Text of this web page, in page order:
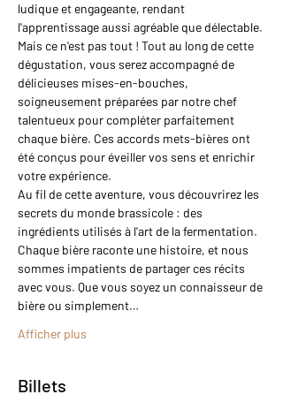
ludique et engageante, rendant
l'apprentissage aussi agréable que délectable.
Mais ce n'est pas tout ! Tout au long de cette
dégustation, vous serez accompagné de
délicieuses mises-en-bouches,
soigneusement préparées par notre chef
talentueux pour compléter parfaitement
chaque bière. Ces accords mets-bières ont
été conçus pour éveiller vos sens et enrichir
votre expérience.
Au fil de cette aventure, vous découvrirez les
secrets du monde brassicole : des
ingrédients utilisés à l'art de la fermentation.
Chaque bière raconte une histoire, et nous
sommes impatients de partager ces récits
avec vous. Que vous soyez un connaisseur de
bière ou simplement…
Afficher plus
Billets